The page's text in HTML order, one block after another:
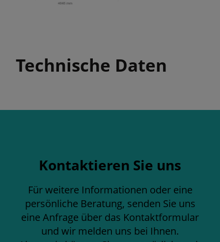
Technische Daten
Kontaktieren Sie uns
Für weitere Informationen oder eine
persönliche Beratung, senden Sie uns
eine Anfrage über das Kontaktformular
und wir melden uns bei Ihnen.